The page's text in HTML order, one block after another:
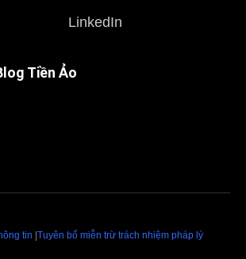
LinkedIn
Tiền Ảo
tin Tuyên bố miễn trừ trách nhiệm pháp lý